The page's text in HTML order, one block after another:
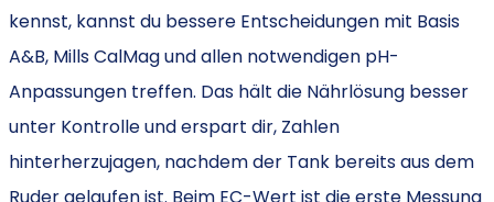
kennst, kannst du bessere Entscheidungen mit Basis
A&B, Mills CalMag und allen notwendigen pH-
Anpassungen treffen. Das hält die Nährlösung besser
unter Kontrolle und erspart dir, Zahlen
hinterherzujagen, nachdem der Tank bereits aus dem
Ruder gelaufen ist. Beim EC-Wert ist die erste Messung